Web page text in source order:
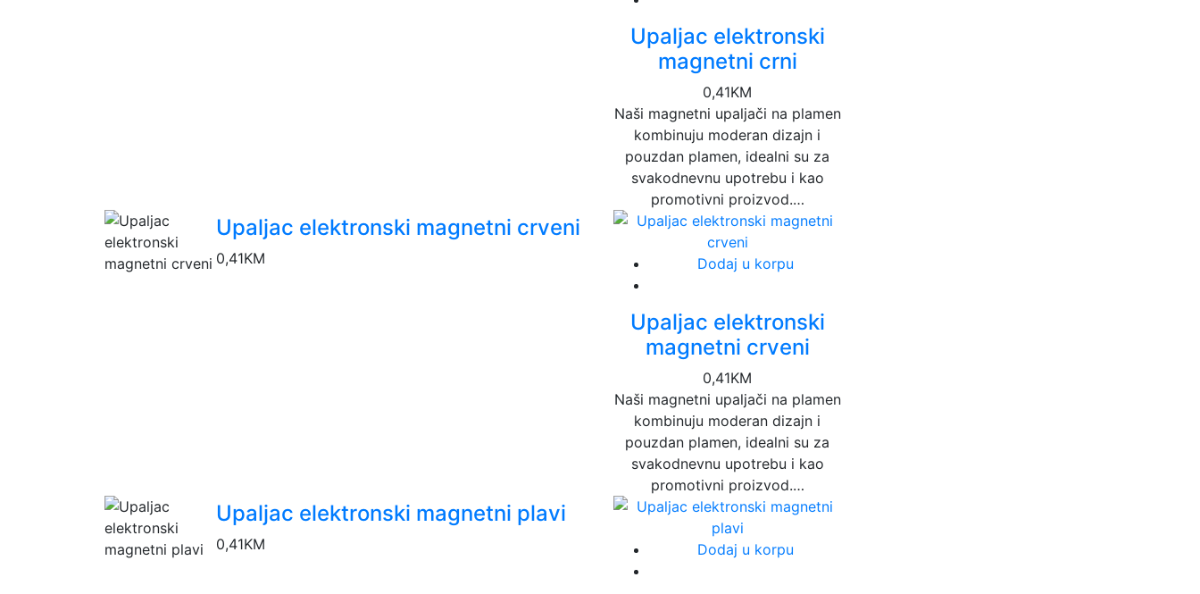
Upaljac elektronski
magnetni crni
0,41KM
Naši magnetni upaljači na plamen
kombinuju moderan dizajn i
pouzdan plamen, idealni su za
svakodnevnu upotrebu i kao
promotivni proizvod.…
Upaljac elektronski magnetni crveni
0,41KM Dodaj u korpu
Upaljac elektronski
magnetni crveni
0,41KM
Naši magnetni upaljači na plamen
kombinuju moderan dizajn i
pouzdan plamen, idealni su za
svakodnevnu upotrebu i kao
promotivni proizvod.…
Upaljac elektronski magnetni plavi
0,41KM Dodaj u korpu